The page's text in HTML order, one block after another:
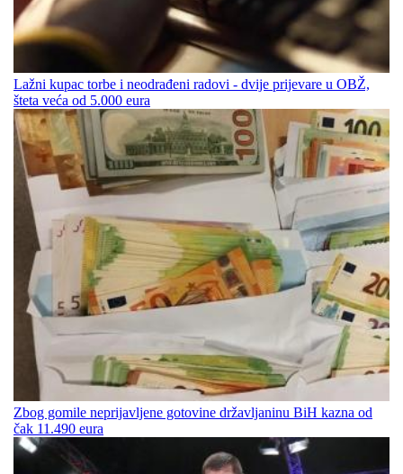
Lažni kupac torbe i neodrađeni radovi - dvije prijevare u OBŽ,
šteta veća od 5.000 eura
Zbog gomile neprijavljene gotovine državljaninu BiH kazna od
čak 11.490 eura